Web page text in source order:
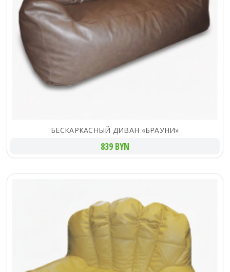
БЕСКАРКАСНЫЙ ДИВАН «БРАУНИ»
839 BYN